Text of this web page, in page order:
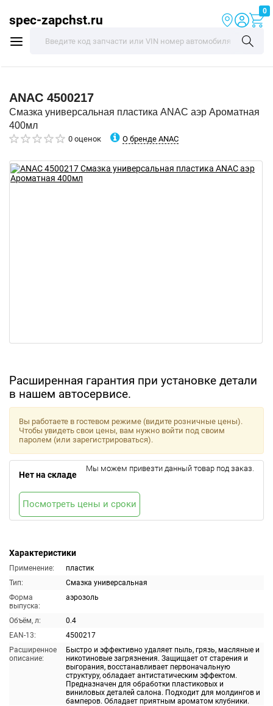
spec-zapchst.ru
0
ANAC 4500217
Смазка универсальная пластика ANAC аэр Ароматная
400мл
0 оценок О бренде ANAC
Расширенная гарантия при установке детали
в нашем автосервисе.
Характеристики
Применение:
пластик
Тип:
Смазка универсальная
Форма
выпуска:
аэрозоль
Объём, л:
0.4
EAN-13:
4500217
Расширенное
описание:
Быстро и эффективно удаляет пыль, грязь, масляные и
никотиновые загрязнения. Защищает от старения и
выгорания, восстанавливает первоначальную
структуру, обладает антистатическим эффектом.
Предназначен для обработки пластиковых и
виниловых деталей салона. Подходит для молдингов и
бамперов. Обладает приятным ароматом клубники.
Вы работаете в гостевом режиме (видите розничные цены).
Чтобы увидеть свои цены, вам нужно войти под своим
паролем (или зарегистрироваться).
Нет на складе
Мы можем привезти данный товар под заказ.
Посмотреть цены и сроки